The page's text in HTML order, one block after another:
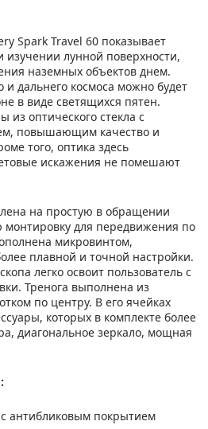
Spark Travel 60 показывает
лунной поверхности,
наземных объектов днем.
дальнего космоса можно будет
в виде светящихся пятен.
из оптического стекла с
повышающим качество и
того, оптика здесь
искажения не помешают
на простую в обращении
для передвижения по
микровинтом,
плавной и точной настройки.
легко освоит пользователь с
Тренога выполнена из
по центру. В его ячейках
которых в комплекте более
диагональное зеркало, мощная
антибликовым покрытием